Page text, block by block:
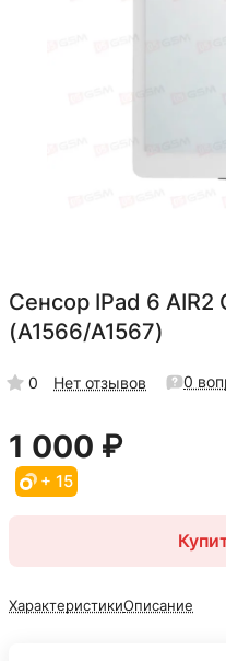
Сенсор IPad 6 AIR2
(A1566/A1567)
0 Нет отзывов 0
1 000 ₽
+ 15
ХарактеристикиОписание